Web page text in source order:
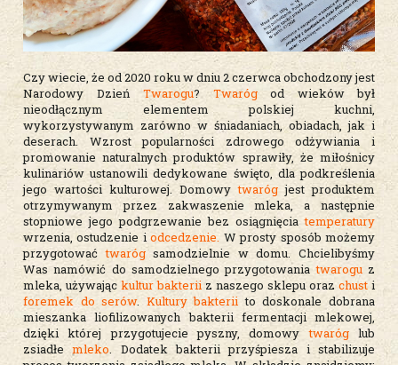
Czy wiecie, że od 2020 roku w dniu 2 czerwca obchodzony jest
Narodowy Dzień Twarogu?Twarógod wieków był
nieodłącznym elementem polskiej kuchni,
wykorzystywanym zarówno w śniadaniach, obiadach, jak i
deserach. Wzrost popularności zdrowego odżywiania i
promowanie naturalnych produktów sprawiły, że miłośnicy
kulinariów ustanowili dedykowane święto, dla podkreślenia
jego wartości kulturowej. Domowytwaróg jest produktem
otrzymywanym przez zakwaszenie mleka, a następnie
stopniowe jego podgrzewanie bez osiągnięciatemperatury
wrzenia, ostudzenie iodcedzenie. W prosty sposób możemy
przygotowaćtwarógsamodzielnie w domu. Chcielibyśmy
Was namówić do samodzielnego przygotowaniatwaroguz
mleka, używając kultur bakterii z naszego sklepu oraz chust i
foremek do serów. Kultury bakterii to doskonale dobrana
mieszanka liofilizowanych bakterii fermentacji mlekowej,
dzięki której przygotujecie pyszny, domowytwaróglub
zsiadłemleko. Dodatek bakterii przyśpiesza i stabilizuje